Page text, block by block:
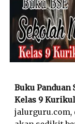
Buku Panduan
Kelas 9
jalurguru.com,